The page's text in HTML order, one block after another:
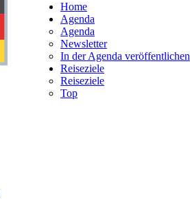
Home
Agenda
Agenda
Newsletter
In der Agenda veröffentlichen
Reiseziele
Reiseziele
Top